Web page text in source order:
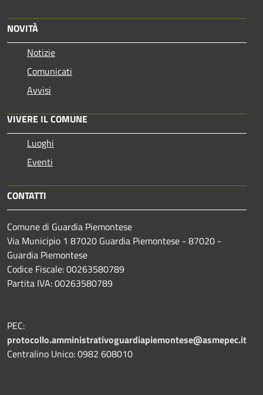
NOVITÀ
Notizie
Comunicati
Avvisi
VIVERE IL COMUNE
Luoghi
Eventi
CONTATTI
Comune di Guardia Piemontese
Via Municipio 1 87020 Guardia Piemontese - 87020 -
Guardia Piemontese
Codice Fiscale: 00263580789
Partita IVA: 00263580789
PEC:
protocollo.amministrativoguardiapiemontese@asmepec.it
Centralino Unico: 0982 608010